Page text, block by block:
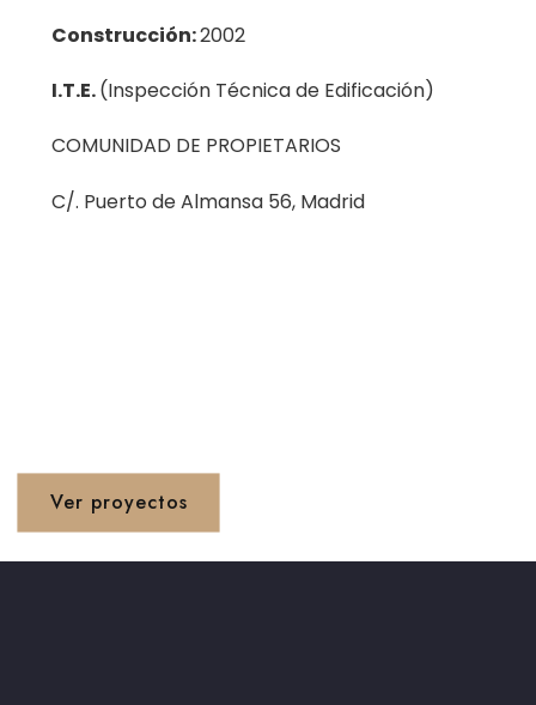
Construcción:2002
I.T.E.(Inspección Técnica de Edificación)
COMUNIDAD DE PROPIETARIOS
C/. Puerto de Almansa 56, Madrid
Ver proyectos